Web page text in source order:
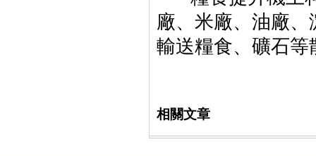
廠、米廠、油廠
輸送糧食、礦石
相關文章